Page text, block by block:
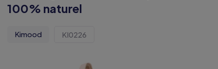
100% naturel
Kimood KI0226